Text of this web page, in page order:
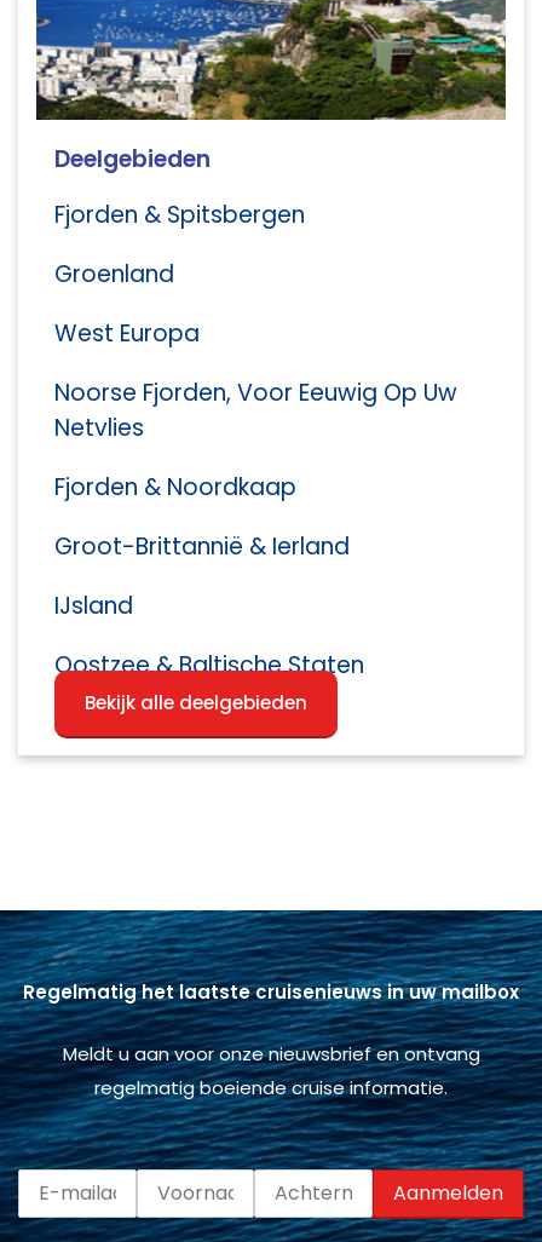
Deelgebieden
Fjorden & Spitsbergen
Groenland
West Europa
Noorse Fjorden, Voor Eeuwig Op Uw
Netvlies
Fjorden & Noordkaap
Groot-Brittannië & Ierland
IJsland
Oostzee & Baltische Staten
Bekijk alle deelgebieden
Regelmatig het laatste cruisenieuws in uw mailbox
Meldt u aan voor onze nieuwsbrief en ontvang
regelmatig boeiende cruise informatie.